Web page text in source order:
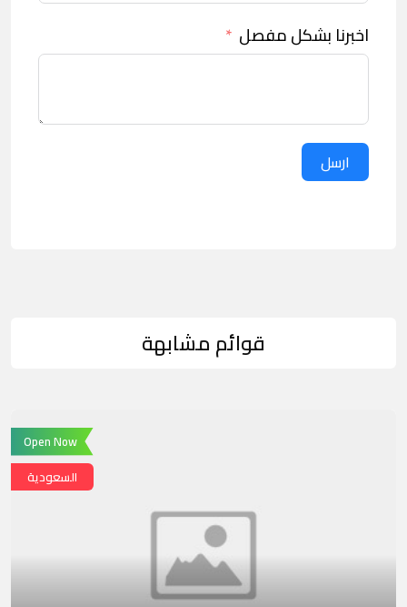
اخبرنا بشكل مفصل
ارسل
قوائم مشابهة
Open Now
السعودية